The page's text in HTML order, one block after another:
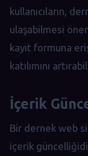
kullanıcıların,
ulaşabilmesi
kayıt formuna
katılımını
İçerik
Bir dernek web
içerik